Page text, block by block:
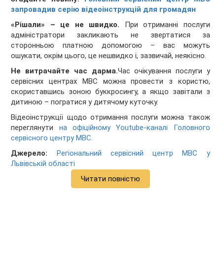
запровадив серію відеоінструкцій для громадян
«Рішали» – це не швидко. При отриманні послуги
адміністратори закликають не звертатися за
сторонньою платною допомогою – вас можуть
ошукати, окрім цього, це нешвидко і, зазвичай, неякісно.
Не витрачайте час дарма.Час очікування послуги у
сервісних центрах МВС можна провести з користю,
скориставшись зоною буккросингу, а якщо завітали з
дитиною – погратися у дитячому куточку.
Відеоінструкції щодо отримання послуги можна також
переглянути на офіційному Youtube-каналі Головного
сервісного центру МВС.
Джерело:
Регіональний сервісний центр МВС у
Львівській області
Читати повністю